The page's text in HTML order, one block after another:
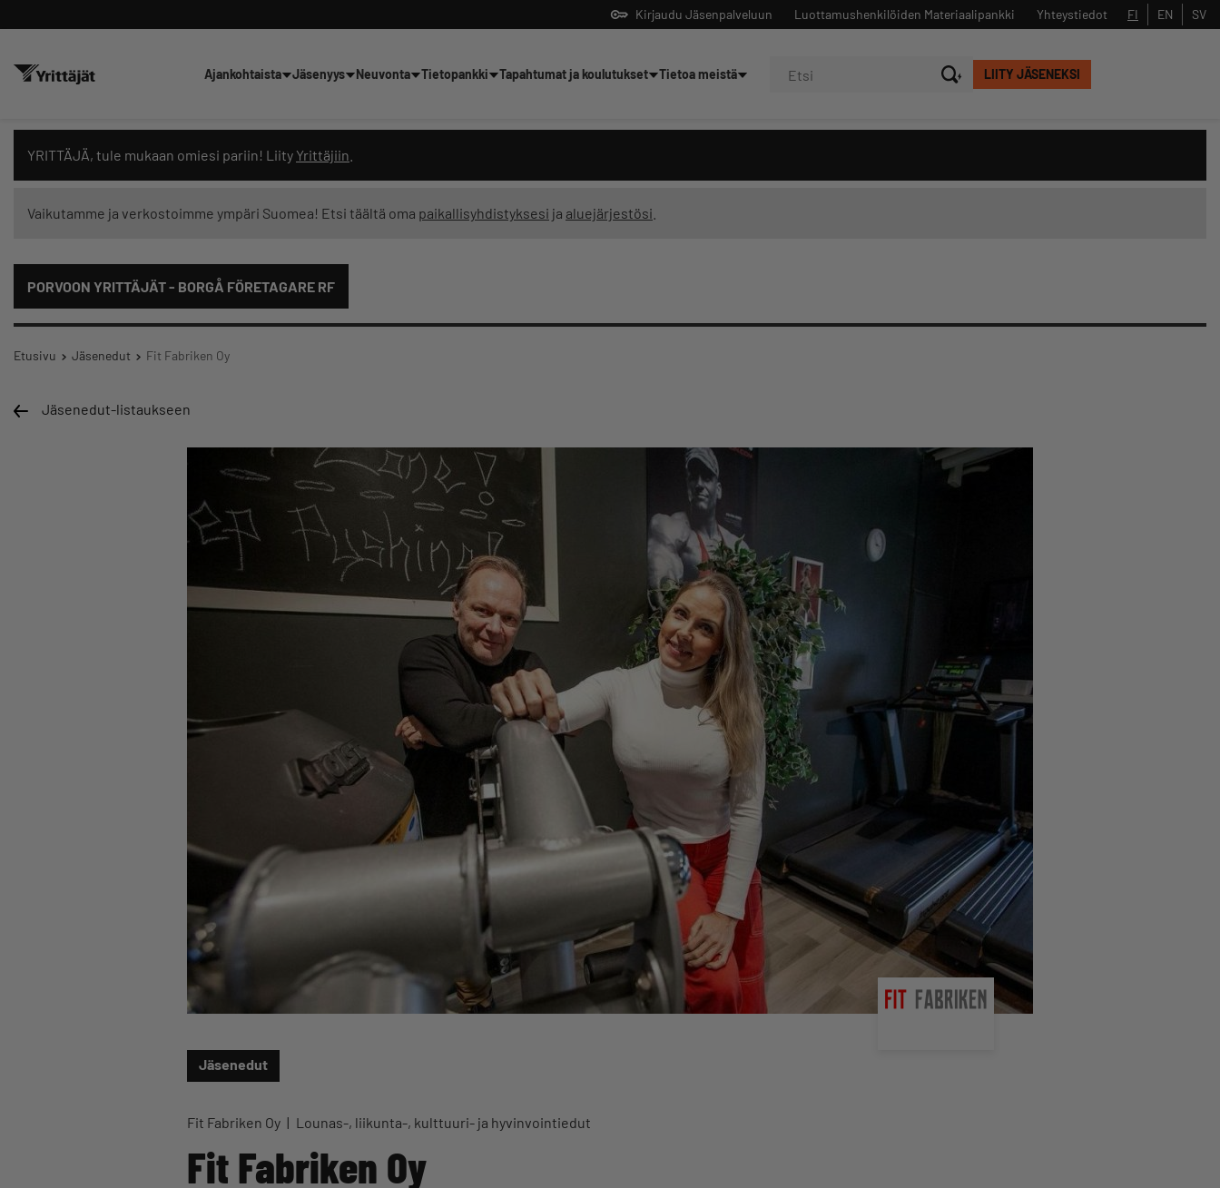
Kirjaudu Jäsenpalveluun Yhteystiedot
Luottamushenkilöiden Materiaalipankki FI EN SV
LIITY JÄSENEKSI
Ajankohtaista Jäsenyys Neuvonta Tietopankki Tapahtumat ja koulutukset Tietoa meistä
YRITTÄJÄ, tule mukaan omiesi pariin! Liity Yrittäjiin
Vaikutamme ja verkostoimme ympäri Suomea! Etsi täältä oma paikallisyhdistyksesi ja aluejärjestösi
PORVOON YRITTÄJÄT - BORGÅ FÖRETAGARE RF
Etusivu Jäsenedut Fit Fabriken Oy
Jäsenedut-listaukseen
Jäsenedut
Fit Fabriken Oy Lounas-, liikunta-, kulttuuri- ja hyvinvointiedut
Fit Fabriken Oy
Sulje
Hae sivustolta tai kysy suoraan Yrittäjien tekoälyltä
Suodata hakutuloksia: näytä kaikki sisältö